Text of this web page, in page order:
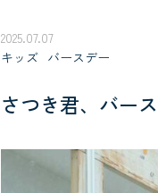
2025.07.07
キッズ バースデー
さつき君、バー